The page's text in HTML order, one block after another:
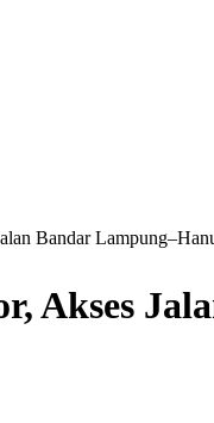
Bandar
Akses